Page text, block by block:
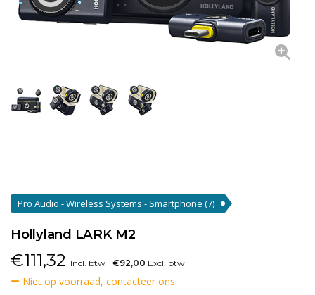
Pro Audio - Wireless Systems - Smartphone (7)
Hollyland LARK M2
€111,32 Incl. btw €92,00 Excl. btw
Niet op voorraad, contacteer ons